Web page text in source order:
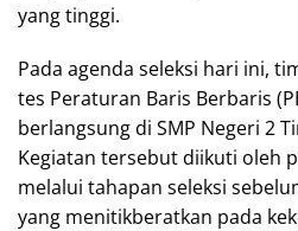
yang tinggi.
Pada agenda seleksi hari ini,
tes Peraturan Baris Berbaris
berlangsung di SMP Negeri 2
Kegiatan tersebut diikuti oleh
melalui tahapan seleksi
yang menitikberatkan pada